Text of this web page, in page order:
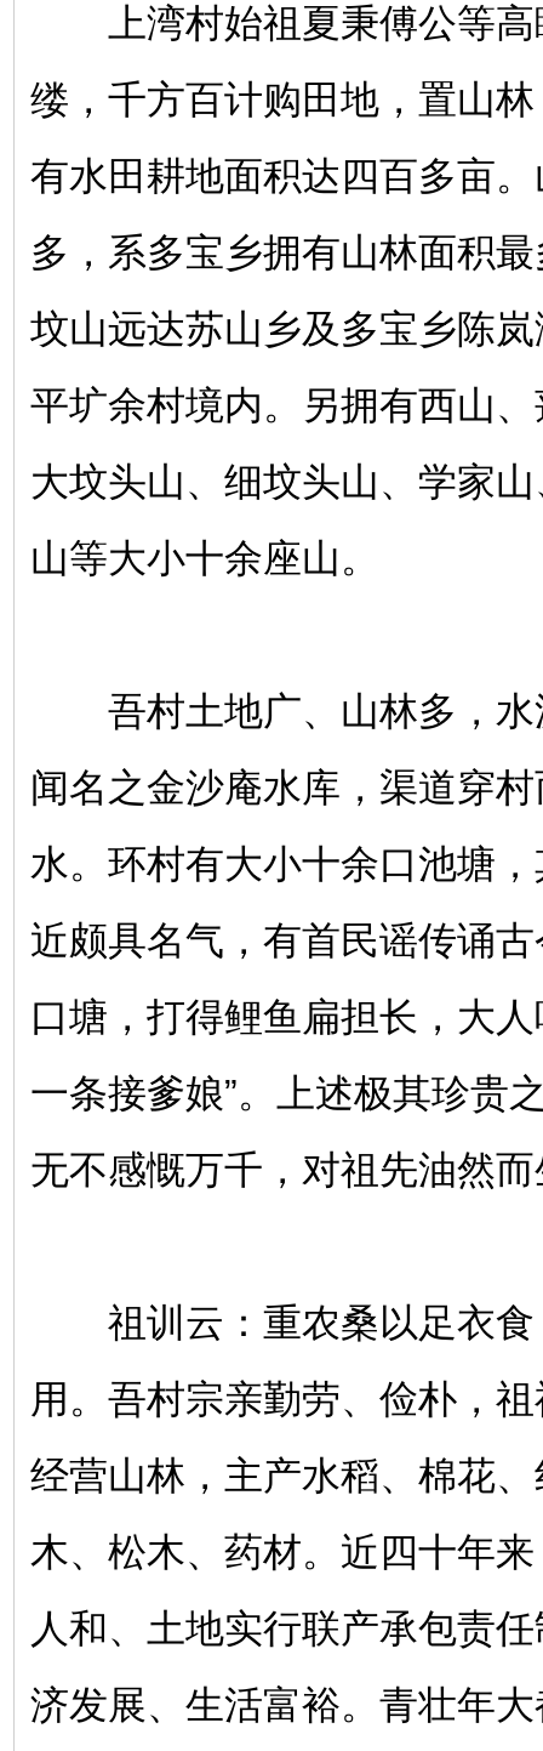
上湾村始祖夏秉傅公等高
缕，千方百计购田地，置山
有水田耕地面积达四百多亩
多，系多宝乡拥有山林面积
坟山远达苏山乡及多宝乡陈
平圹余村境内。另拥有西山
大坟头山、细坟头山、学家
山等大小十余座山。
吾村土地广、山林多，水
闻名之金沙庵水库，渠道穿
水。环村有大小十余口池塘
近颇具名气，有首民谣传诵
口塘，打得鲤鱼扁担长，大
一条接爹娘”。上述极其珍贵
无不感慨万千，对祖先油然
祖训云：重农桑以足衣食
用。吾村宗亲勤劳、俭朴，
经营山林，主产水稻、棉花
木、松木、药材。近四十年
人和、土地实行联产承包责
济发展、生活富裕。青壮年